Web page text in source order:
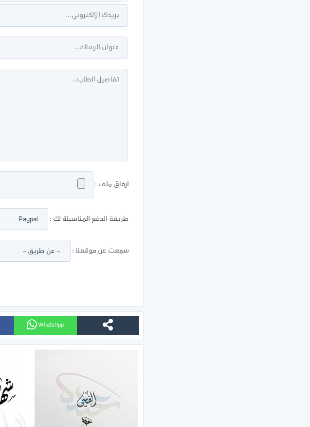
ارفاق ملف :
طريقة الدفع المناسبلة لك :
سمعت عن موقعنا :
WhatsApp